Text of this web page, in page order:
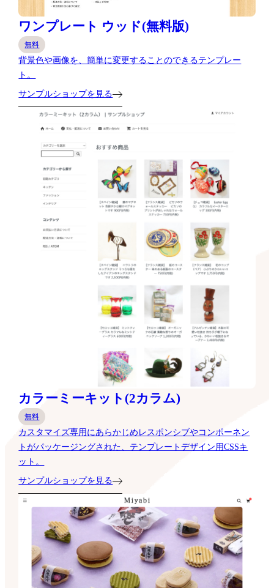
ワンプレート ウッド(無料版)
無料
背景色や画像を、簡単に変更することのできるテンプレー
ト。
サンプルショップを見る
カラーミーキット(2カラム)
無料
カスタマイズ専用にあらかじめレスポンシブやコンポーネン
トがパッケージングされた、テンプレートデザイン用CSSキ
ット。
サンプルショップを見る